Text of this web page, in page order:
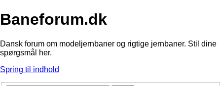
Baneforum.dk
Dansk forum om modeljernbaner og rigtige jernbaner. Stil dine
spørgsmål her.
Spring til indhold